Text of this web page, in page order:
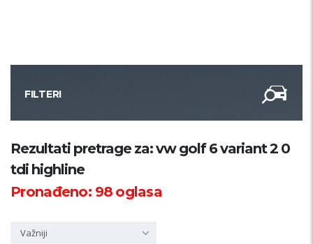
FILTERI
Kategorija
Županija
Rezultati pretrage za: vw golf 6 variant 2 0
tdi highline
Pronađeno: 98oglasa
Važniji